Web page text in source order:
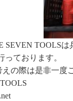
SEVEN TOOLS
っております。
の際は是非一度